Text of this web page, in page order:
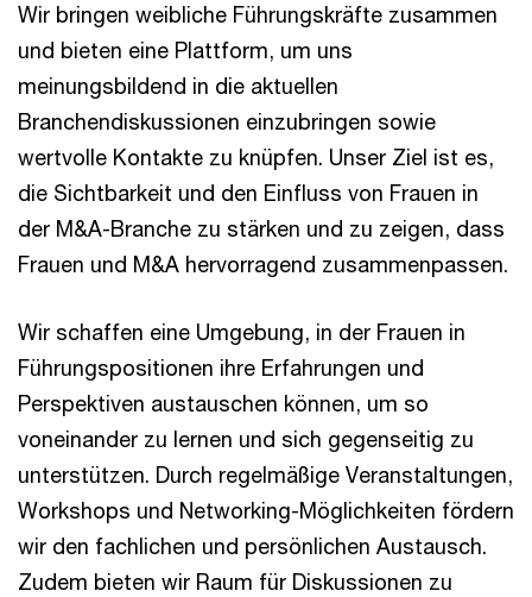
Wir bringen weibliche Führungskräfte zusammen
und bieten eine Plattform, um uns
meinungsbildend in die aktuellen
Branchendiskussionen einzubringen sowie
wertvolle Kontakte zu knüpfen. Unser Ziel ist es,
die Sichtbarkeit und den Einfluss von Frauen in
der M&A-Branche zu stärken und zu zeigen, dass
Frauen und M&A hervorragend zusammenpassen.
Wir schaffen eine Umgebung, in der Frauen in
Führungspositionen ihre Erfahrungen und
Perspektiven austauschen können, um so
voneinander zu lernen und sich gegenseitig zu
unterstützen. Durch regelmäßige Veranstaltungen,
Workshops und Networking-Möglichkeiten fördern
wir den fachlichen und persönlichen Austausch.
Zudem bieten wir Raum für Diskussionen zu